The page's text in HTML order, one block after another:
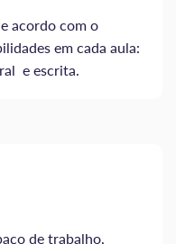
acordo com o
em cada aula:
e escrita.
de trabalho,